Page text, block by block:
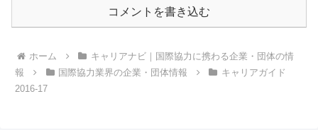
コメントを書き込む
ホーム
キャリアナビ｜国際協力に携わる企業・団体の情
報
国際協力業界の企業・団体情報
キャリアガイド
2016-17